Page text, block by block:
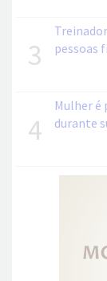
3
pessoas
4
Mulher é
durante